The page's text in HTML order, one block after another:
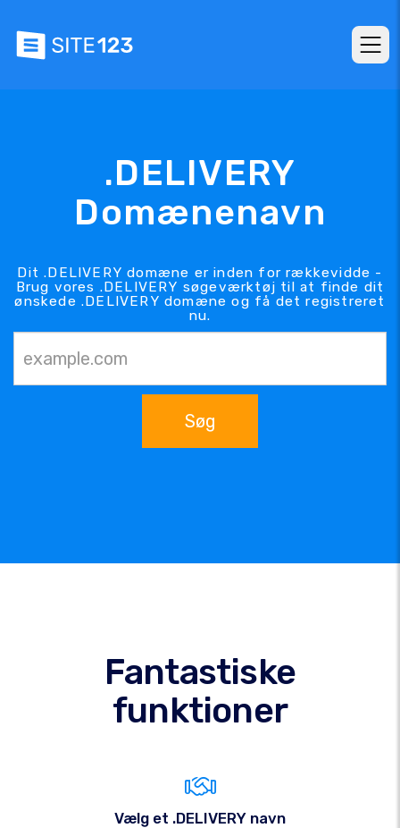
.DELIVERY
Domænenavn
Dit .DELIVERY domæne er inden for rækkevidde -
Brug vores .DELIVERY søgeværktøj til at finde dit
ønskede .DELIVERY domæne og få det registreret
nu.
Søg
Fantastiske
funktioner
Vælg et .DELIVERY navn